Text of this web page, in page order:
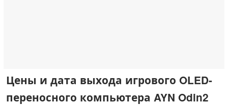
Цены и дата выхода игрового OLED-
переносного компьютера AYN Odin2